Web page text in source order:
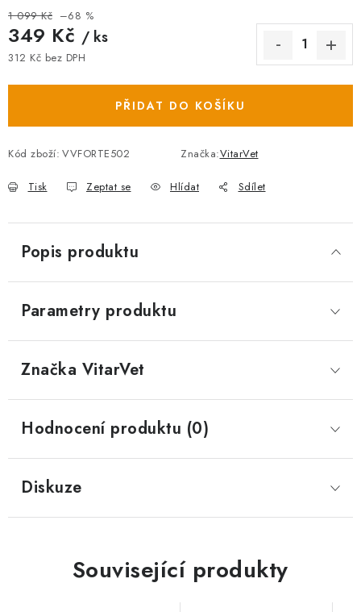
1 099 Kč –68 %
349 Kč / ks
312 Kč bez DPH
PŘIDAT DO KOŠÍKU
Kód zboží: VVFORTE502 Značka:VitarVet
Tisk Zeptat se Hlídat Sdílet
Popis produktu
Parametry produktu
Značka VitarVet
Hodnocení produktu (0)
Diskuze
Související produkty